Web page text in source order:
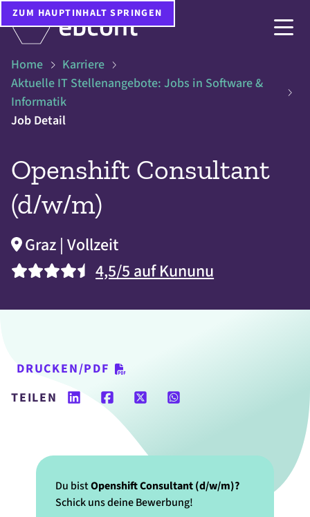
ZUM HAUPTINHALT SPRINGEN
Home
Karriere
Aktuelle IT Stellenangebote: Jobs in Software &
Informatik
Job Detail
Openshift Consultant
(d/w/m)
Graz | Vollzeit
4,5/5 auf Kununu
DRUCKEN/PDF
TEILEN
Du bistOpenshift Consultant (d/w/m)?
Schick uns deine Bewerbung!